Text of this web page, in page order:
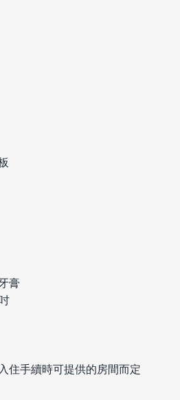
膏
住手續時可提供的房間而定